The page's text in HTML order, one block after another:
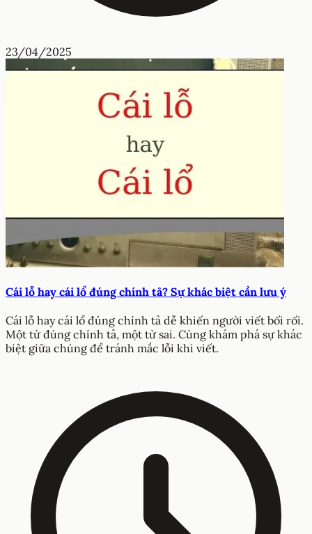
23/04/2025
Cái lỗ hay cái lổ đúng chính tả? Sự khác biệt cần lưu ý
Cái lỗ hay cái lổ đúng chính tả dễ khiến người viết bối rối.
Một từ đúng chính tả, một từ sai. Cùng khám phá sự khác
biệt giữa chúng để tránh mắc lỗi khi viết.